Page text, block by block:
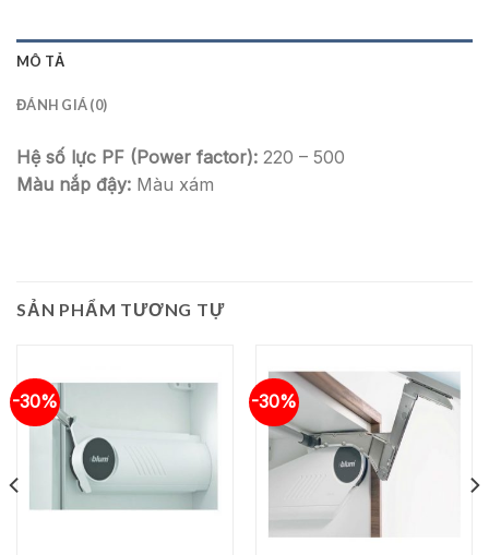
MÔ TẢ
ĐÁNH GIÁ (0)
Hệ số lực PF (Power factor): 220 – 500
Màu nắp đậy: Màu xám
SẢN PHẨM TƯƠNG TỰ
-30% -30%